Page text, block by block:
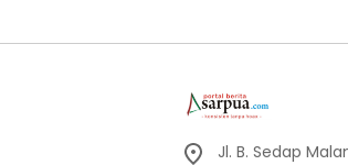
Jl. B. Sedap